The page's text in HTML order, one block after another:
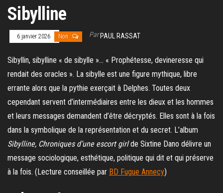
Sibylline
6 janvier 2026 Non ParPAUL RASSAT
Sibyllin, sibylline « de sibylle »… « Prophétesse, devineresse qui
rendait des oracles ». La sibylle est une figure mythique, libre
errante alors que la pythie exerçait à Delphes. Toutes deux
cependant servent d’intermédiaires entre les dieux et les hommes
et leurs messages demandent d’être décryptés. Elles sont à la fois
dans la symbolique de la représentation et du secret. L’album
Sibylline, Chroniques d’une escort girlde Sixtine Dano délivre un
message sociologique, esthétique, politique qui dit et qui préserve
à la fois. (Lecture conseillée par BD Fugue Annecy)